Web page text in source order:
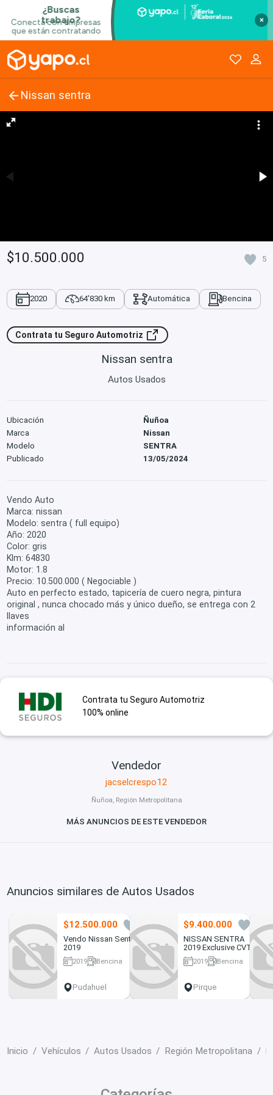
×
Nissan sentra
$10.500.000 5
2020 64'830 km Automática Bencina
Contrata tu Seguro Automotriz
Nissan sentra
Autos Usados
Ubicación
Ñuñoa
Marca
Nissan
Modelo
SENTRA
Publicado
13/05/2024
Vendo Auto
Marca: nissan
Modelo: sentra ( full equipo)
Año: 2020
Color: gris
Klm: 64830
Motor: 1.8
Precio: 10.500.000 ( Negociable )
Auto en perfecto estado, tapicería de cuero negra, pintura
original , nunca chocado más y único dueño, se entrega con 2
llaves
información al
Contrata tu Seguro Automotriz
100% online
Vendedor
jacselcrespo12
Ñuñoa, Región Metropolitana
MÁS ANUNCIOS DE ESTE VENDEDOR
Anuncios similares de Autos Usados
$12.500.000
0
Vendo Nissan Sentra
2019
2019
Bencina
Pudahuel
$9.400.000
NISSAN SENTRA
2019 Exclusive CVT
Auto
2019
Bencina
Pirque
Inicio Vehículos Autos Usados Región Metropolitana